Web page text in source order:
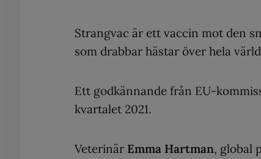
Strangvac är ett vaccin mot den
som drabbar hästar över hela
Ett godkännande från EU-
kvartalet 2021.
Veterinär Emma Hartman, global